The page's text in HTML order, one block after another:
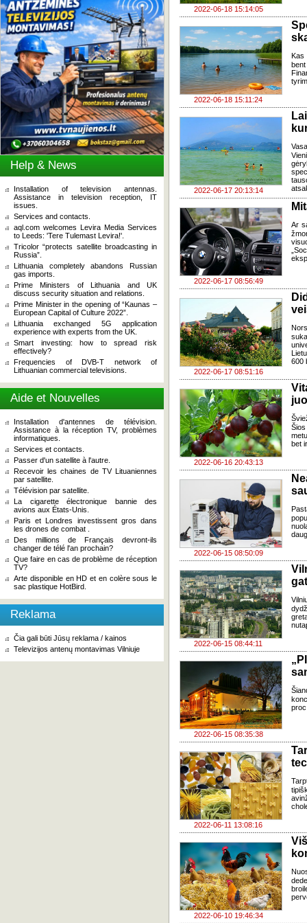
Help & News
Installation of television antennas.
Assistance in television reception, IT
issues.
Services and contacts.
aql.com welcomes Levira Media Services
to Leeds: 'Tere Tulemast Levira!'.
Tricolor “protects satellite broadcasting in
Russia”.
Lithuania completely abandons Russian
gas imports.
Prime Ministers of Lithuania and UK
discuss security situation and relations.
Prime Minister in the opening of “Kaunas –
European Capital of Culture 2022”.
Lithuania exchanged 5G application
experience with experts from the UK.
Smart investing: how to spread risk
effectively?
Frequencies of DVB-T network of
Lithuanian commercial televisions.
Aide et Nouvelles
Installation d'antennes de télévision.
Assistance à la réception TV, problèmes
informatiques.
Services et contacts.
Passer d'un satellite à l'autre.
Recevoir les chaines de TV Lituaniennes
par satellite.
Télévision par satellite.
La cigarette électronique bannie des
avions aux États-Unis.
Paris et Londres investissent gros dans
les drones de combat .
Des millions de Français devront-ils
changer de télé l'an prochain?
Que faire en cas de problème de réception
TV?
Arte disponible en HD et en colère sous le
sac plastique HotBird.
Reklama
Čia gali būti Jūsų reklama / kainos
Televizijos antenų montavimas Vilniuje
2022-06-18 15:14:05
2022-06-18 15:11:24
Kas
2022-06-17 20:13:14
2022-06-17 08:56:49
Ar
2022-06-17 08:51:16
600
2022-06-16 20:43:13
bet
2022-06-15 08:50:09
2022-06-15 08:44:11
2022-06-15 08:35:38
2022-06-11 13:08:16
2022-06-10 19:46:34